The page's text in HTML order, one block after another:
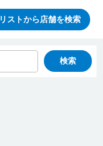
リストから店舗を検索
検索